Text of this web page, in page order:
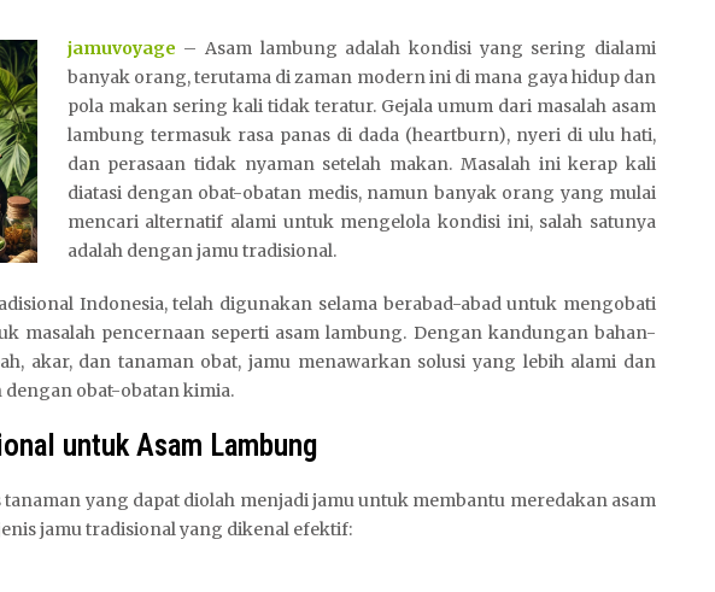
jamuvoyage – Asam lambung adalah kondisi yang sering dialami
banyak orang, terutama di zaman modern ini di mana gaya hidup dan
pola makan sering kali tidak teratur. Gejala umum dari masalah asam
lambung termasuk rasa panas di dada (heartburn), nyeri di ulu hati,
dan perasaan tidak nyaman setelah makan. Masalah ini kerap kali
diatasi dengan obat-obatan medis, namun banyak orang yang mulai
mencari alternatif alami untuk mengelola kondisi ini, salah satunya
adalah dengan jamu tradisional.
Indonesia, telah digunakan selama berabad-abad untuk mengobati
masalah pencernaan seperti asam lambung. Dengan kandungan bahan-
akar, dan tanaman obat, jamu menawarkan solusi yang lebih alami dan
obat-obatan kimia.
untuk Asam Lambung
yang dapat diolah menjadi jamu untuk membantu meredakan asam
jamu tradisional yang dikenal efektif: